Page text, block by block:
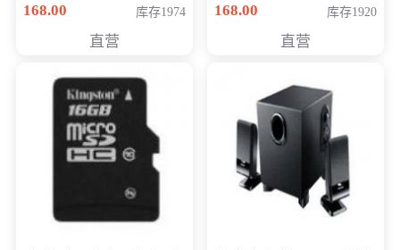
168.00
库存1974
直营
168.00
库存1920
直营